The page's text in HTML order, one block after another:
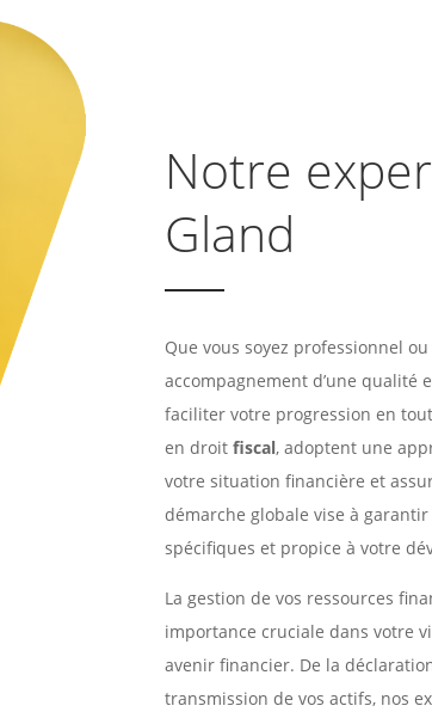
Notre
Gland
Que vous soyez professionnel
accompagnement d’une qualité
faciliter votre progression en
en droitfiscal, adoptent une
votre situation financière et
démarche globale vise à
spécifiques et propice à votre
La gestion de vos ressources
importance cruciale dans votre
avenir financier. De la
transmission de vos actifs, nos